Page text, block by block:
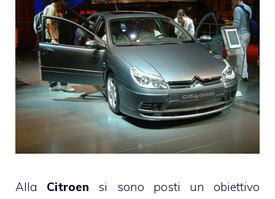
Alla Citroen si sono posti un obiettivo